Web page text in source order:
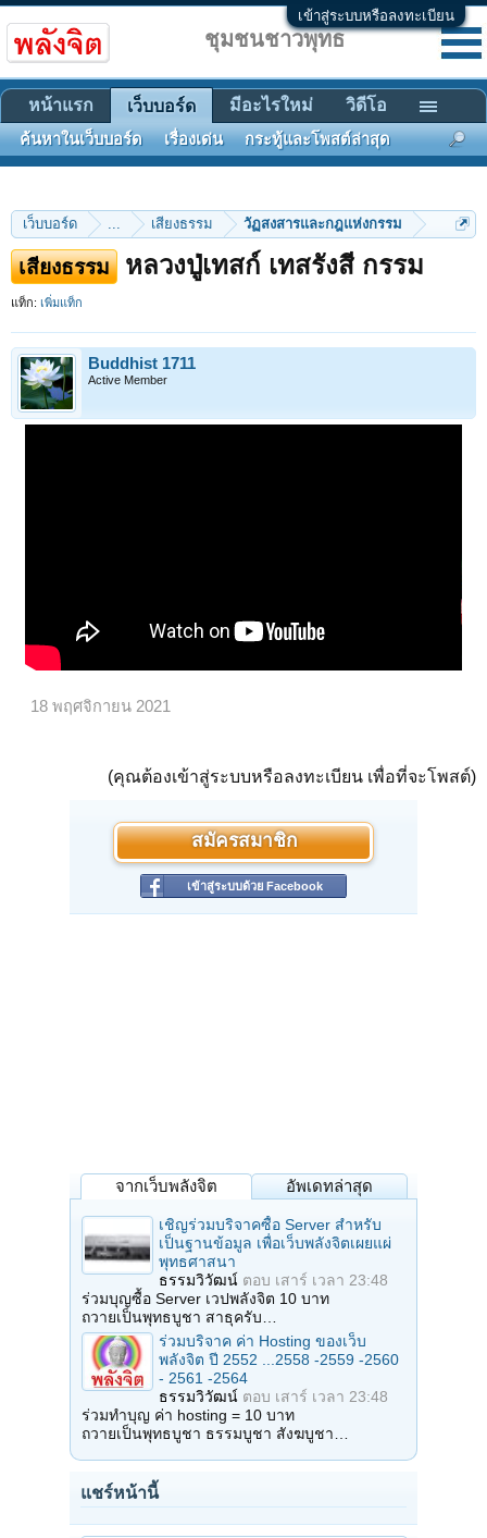
เข้าสู่ระบบหรือลงทะเบียน
เว็บบอร์ด ... เสียงธรรม วัฏสงสารและกฎแห่งกรรม
เสียงธรรม หลวงปู่เทสก์ เทสรังสี กรรม
แท็ก: เพิ่มแท็ก
Buddhist 1711
Active Member
18 พฤศจิกายน 2021
(คุณต้องเข้าสู่ระบบหรือลงทะเบียน เพื่อที่จะโพสต์)
สมัครสมาชิก
เข้าสู่ระบบด้วย Facebook
จากเว็บพลังจิต อัพเดทล่าสุด
เชิญร่วมบริจาคซื้อ Server สำหรับ
เป็นฐานข้อมูล เพื่อเว็บพลังจิตเผยแผ่
พุทธศาสนา
ธรรมวิวัฒน์ ตอบ เสาร์ เวลา 23:48
ร่วมบุญซื้อ Server เวปพลังจิต 10 บาท
ถวายเป็นพุทธบูชา สาธุครับ…
ร่วมบริจาค ค่า Hosting ของเว็บ
พลังจิต ปี 2552 ...2558 -2559 -2560
- 2561 -2564
ธรรมวิวัฒน์ ตอบ เสาร์ เวลา 23:48
ร่วมทำบุญ ค่า hosting = 10 บาท
ถวายเป็นพุทธบูชา ธรรมบูชา สังฆบูชา…
แชร์หน้านี้
ชุมชนชาวพุทธ
หน้าแรก เว็บบอร์ด
ค้นหาในเว็บบอร์ด เรื่องเด่น กระทู้และโพสต์ล่าสุด
มีอะไรใหม่ วิดีโอ